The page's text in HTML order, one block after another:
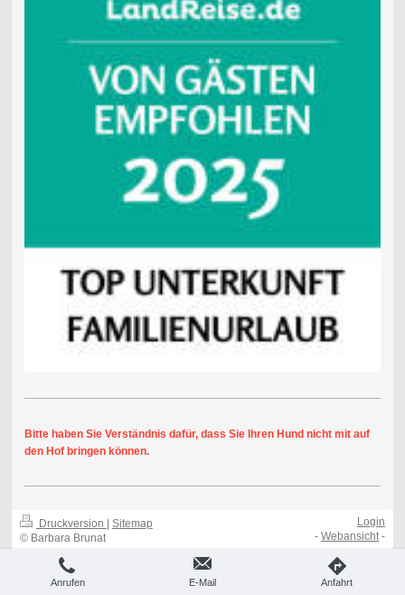
Bitte haben Sie Verständnis dafür, dass Sie Ihren Hund nicht mit auf
den Hof bringen können.
Druckversion | Sitemap
© Barbara Brunat
Login
-Webansicht -
Anrufen E-Mail Anfahrt